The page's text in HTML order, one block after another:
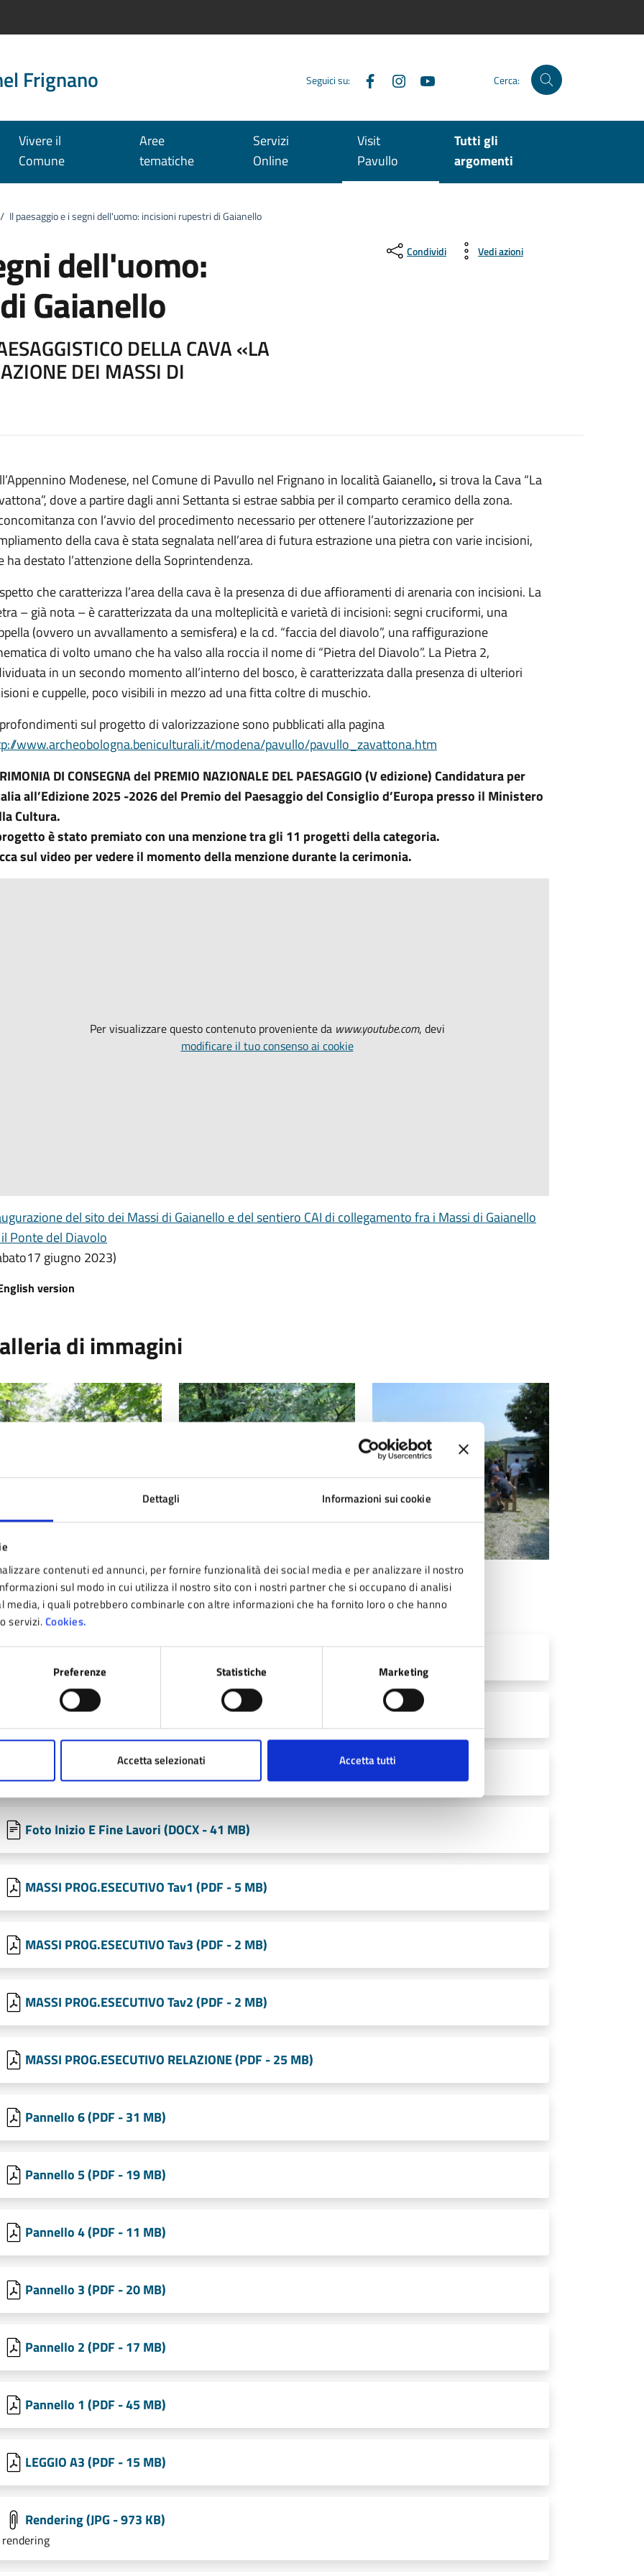
Dettagli Informazioni sui cookie
contenuti ed annunci, per fornire funzionalità dei social media e per analizzare il nostro
sul modo in cui utilizza il nostro sito con i nostri partner che si occupano di analisi
media, i quali potrebbero combinarle con altre informazioni che ha fornito loro o che hanno
servizi.Cookies.
Preferenze Statistiche Marketing
Accetta selezionati Accetta tutti
Frignano Seguici su: FacebookInstagram Cerca:
Vivere il
Comune
Aree
tematiche
Servizi
Online
Visit
Pavullo
Tutti gli
argomenti
/ Il paesaggio e i segni dell'uomo: incisioni rupestri di Gaianello
dell'uomo:
Gaianello
DELLA CAVA «LA
DEI MASSI DI
Condividi Vedi azioni
Modenese, nel Comune di Pavullo nel Frignano in località Gaianello,si trova la Cava “La
dove a partire dagli anni Settanta si estrae sabbia per il comparto ceramico della zona.
con l’avvio del procedimento necessario per ottenere l’autorizzazione per
della cava è stata segnalata nell’area di futura estrazione una pietra con varie incisioni,
ha destato l’attenzione della Soprintendenza.
che caratterizza l’area della cava è la presenza di due affioramenti di arenaria con incisioni. La
– già nota – è caratterizzata da una molteplicità e varietà di incisioni: segni cruciformi, una
(ovvero un avvallamento a semisfera) e la cd. “faccia del diavolo”, una raffigurazione
di volto umano che ha valso alla roccia il nome di “Pietra del Diavolo”. La Pietra 2,
in un secondo momento all’interno del bosco, è caratterizzata dalla presenza di ulteriori
e cuppelle, poco visibili in mezzo ad una fitta coltre di muschio.
sul progetto di valorizzazione sono pubblicati alla pagina
www.archeobologna.beniculturali.it/modena/pavullo/pavullo_zavattona.htm
DI CONSEGNA del PREMIO NAZIONALE DEL PAESAGGIO (V edizione) Candidatura per
all’Edizione 2025 -2026 del Premio del Paesaggio del Consiglio d’Europa presso il Ministero
Cultura.
è stato premiato con una menzione tra gli 11 progetti della categoria.
sul video per vedere il momento della menzione durante la cerimonia.
Per visualizzare questo contenuto proveniente da www.youtube.com, devi
modificare il tuo consenso ai cookie
del sito dei Massi di Gaianello e del sentiero CAI di collegamento fra i Massi di Gaianello
Ponte del Diavolo
giugno 2023)
version
di immagini
0584 IMG 0579 IMG 0750
MASSI Presentazione Al MIC (DOCX - 2 MB)
Foto Inizio E Fine Lavori (DOCX - 41 MB)
MASSI PROG.ESECUTIVO Tav1 (PDF - 5 MB)
MASSI PROG.ESECUTIVO Tav3 (PDF - 2 MB)
MASSI PROG.ESECUTIVO Tav2 (PDF - 2 MB)
MASSI PROG.ESECUTIVO RELAZIONE (PDF - 25 MB)
Pannello 6 (PDF - 31 MB)
Pannello 5 (PDF - 19 MB)
Pannello 4 (PDF - 11 MB)
Pannello 3 (PDF - 20 MB)
Pannello 2 (PDF - 17 MB)
Pannello 1 (PDF - 45 MB)
LEGGIO A3 (PDF - 15 MB)
Rendering (JPG - 973 KB)
rendering